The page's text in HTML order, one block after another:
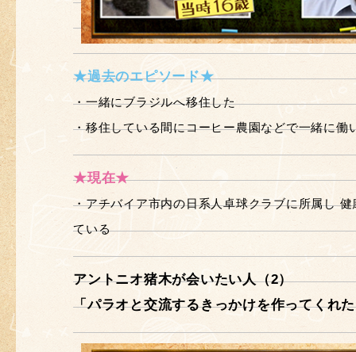
★過去のエピソード★
・一緒にブラジルへ移住した
・移住している間にコーヒー農園などで一緒に働
★現在★
・アチバイア市内の日系人卓球クラブに所属し
ている
アントニオ猪木が会いたい人（2）
「パラオと交流するきっかけを作ってくれ